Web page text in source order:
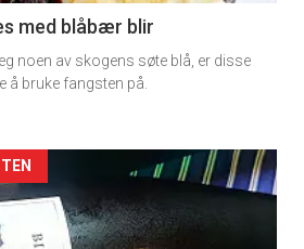
med blåbær blir
noen av skogens søte blå, er disse
å bruke fangsten på.